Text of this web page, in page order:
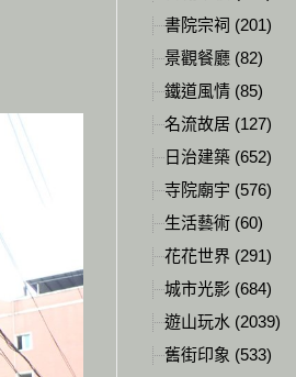
書院宗祠 (201)
景觀餐廳 (82)
鐵道風情 (85)
名流故居 (127)
日治建築 (652)
寺院廟宇 (576)
生活藝術 (60)
花花世界 (291)
城市光影 (684)
遊山玩水 (2039)
舊街印象 (533)